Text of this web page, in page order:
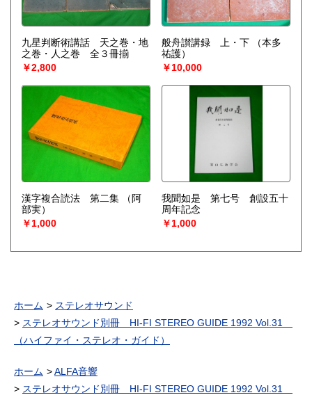
九星判断術講話 天之巻・地
之巻・人之巻 全３冊揃
￥2,800
般舟讃講録 上・下
（本多
祐護）
￥10,000
漢字複合読法 第二集
（阿
部実）
￥1,000
我聞如是 第七号 創設五十
周年記念
￥1,000
ホーム
ステレオサウンド
ステレオサウンド別冊 HI-FI STEREO GUIDE 1992 Vol.31
（ハイファイ・ステレオ・ガイド）
ホーム
ALFA音響
ステレオサウンド別冊 HI-FI STEREO GUIDE 1992 Vol.31